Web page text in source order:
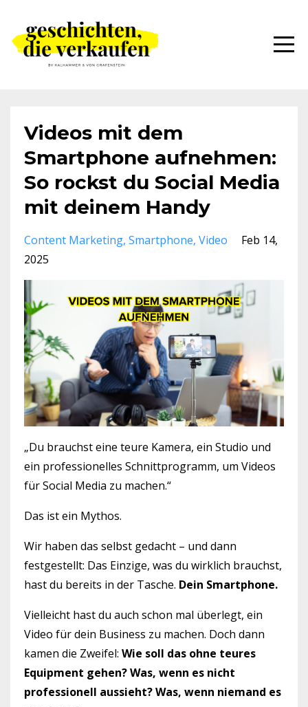
Videos mit dem
Smartphone aufnehmen:
So rockst du Social Media
mit deinem Handy
Content Marketing Smartphone Video
Feb 14,
2025
„Du brauchst eine teure Kamera, ein Studio und
ein professionelles Schnittprogramm, um Videos
für Social Media zu machen.“
Das ist ein Mythos.
Wir haben das selbst gedacht – und dann
festgestellt: Das Einzige, was du wirklich brauchst,
hast du bereits in der Tasche. Dein Smartphone.
Vielleicht hast du auch schon mal überlegt, ein
Video für dein Business zu machen. Doch dann
kamen die Zweifel: Wie soll das ohne teures
Equipment gehen? Was, wenn es nicht
professionell aussieht? Was, wenn niemand es